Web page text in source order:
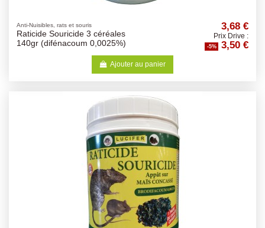
Anti-Nuisibles, rats et souris
Raticide Souricide 3 céréales
140gr (difénacoum 0,0025%)
3,68 €
Prix Drive :
-5% 3,50 €
Ajouter au panier